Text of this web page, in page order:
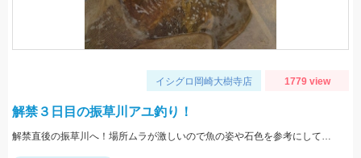
イシグロ岡崎大樹寺店 1779 view
解禁３日目の振草川アユ釣り！
解禁直後の振草川へ！場所ムラが激しいので魚の姿や石色を参考にして入川しましょう。大樹寺店スタッフ岩崎釣行